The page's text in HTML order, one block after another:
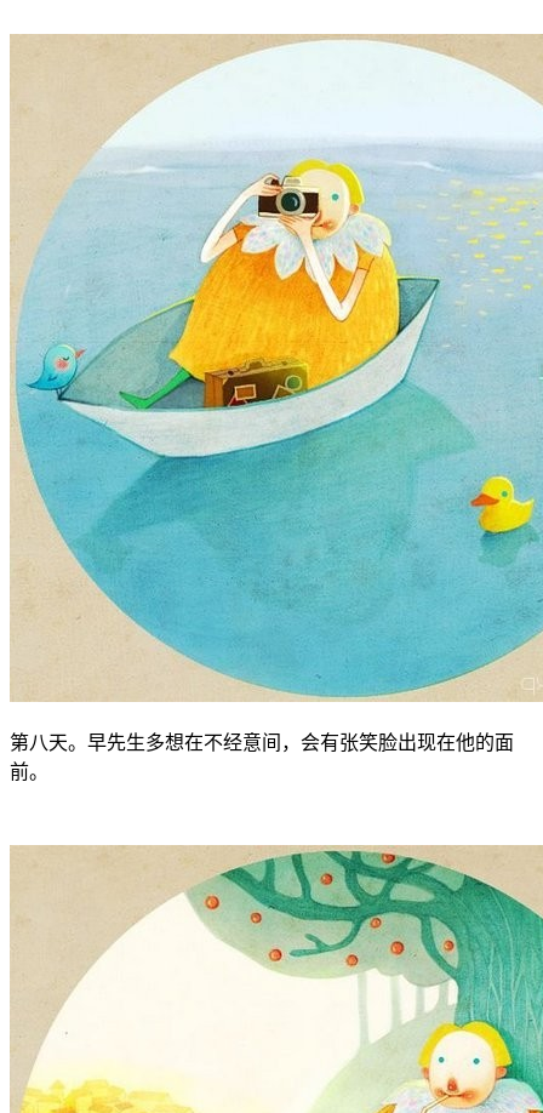
第八天。早先生多想在不经意间，会有张笑脸出现在他的面
前。